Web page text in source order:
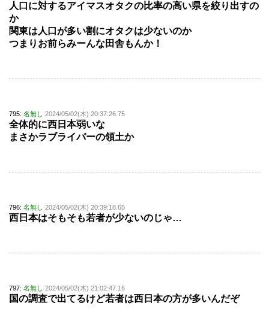
人口に対するアイマスオタクの比率の高い県を絞り出すの
か
関東は人口が多い割にオタクは少ないのか
つまりお前らみーんな田舎もんか！
795: 名無し 2024/05/02(木) 20:37:26.75
全体的に西日本弱いな
まさかラブライバーの領土か
796: 名無し 2024/05/02(木) 20:39:18.65
西日本はそもそも若者が少ないのじゃ…
797: 名無し 2024/05/02(木) 21:02:47.16
国の調査で出てるけど若者は西日本の方が多いんだぞ